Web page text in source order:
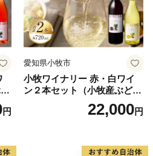
の送付時期について】
お送りしますので、
してください。
ストップ受付センター 宛
円
愛知県小牧市
小牧ワイナリー 赤・白ワイ
ン２本セット（小牧産ぶどう
22,000円